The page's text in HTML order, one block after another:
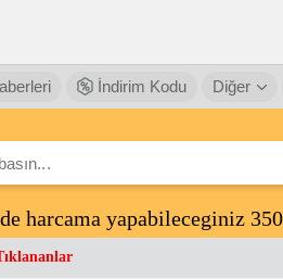
İndirim Kodu Diğer
harcama yapabileceginiz